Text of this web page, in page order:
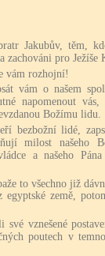
Jakubův, těm,
zachováni pro Ježíše
vám rozhojní!
vám o našem
napomenout vás,
Božímu lidu.
bezbožní lidé,
milost našeho
a našeho Pána
to všechno již
země,
své vznešené
poutech v